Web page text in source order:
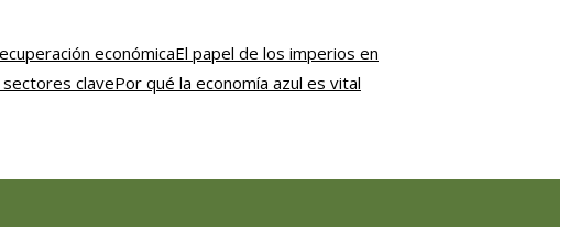
económicaEl papel de los imperios en
clavePor qué la economía azul es vital